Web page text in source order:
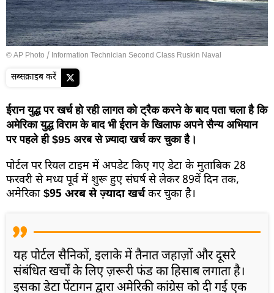
© AP Photo / Information Technician Second Class Ruskin Naval
सब्सक्राइब करें
ईरान युद्ध पर खर्च हो रही लागत को ट्रैक करने के बाद पता चला है कि
अमेरिका युद्ध विराम के बाद भी ईरान के खिलाफ अपने सैन्य अभियान
पर पहले ही $95 अरब से ज़्यादा खर्च कर चुका है।
पोर्टल पर रियल टाइम में अपडेट किए गए डेटा के मुताबिक 28
फरवरी से मध्य पूर्व में शुरू हुए संघर्ष से लेकर 89वें दिन तक,
अमेरिका $95 अरब से ज़्यादा खर्चकर चुका है।
यह पोर्टल सैनिकों, इलाके में तैनात जहाज़ों और दूसरे
संबंधित खर्चों के लिए ज़रूरी फंड का हिसाब लगाता है।
इसका डेटा पेंटागन द्वारा अमेरिकी कांग्रेस को दी गई एक